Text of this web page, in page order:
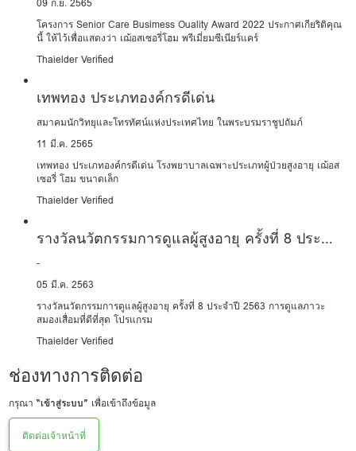
โครงการ Senior Care Busimess Ouality Award 2022 ประกาศเกียริติคุณ
นี้ ให้ไว้เพื่อแสดงว่า เฌ้อสเซอรี่โฮม พรีเมี่ยมซีเนียร์แคร์
Thaielder Verified
เทพทอง ประเภทองค์กรดีเด่น
สมาคมนักวิทยุและโทรทัศน์แห่งประเทศไทย ในพระบรมราชูปถัมภ์
11 มี.ค. 2565
เทพทอง ประเภทองค์กรดีเด่น โรงพยาบาลเฉพาะประเภทผู้ป่วยสูงอายุ เฌ้อส
เซอรี่ โฮม ขนาดเล็ก
Thaielder Verified
รางวัลนวัตกรรมการดูแลผู้สูงอายุ ครั้งที่ 8 ประจำปี
2563
-
05 มี.ค. 2563
รางวัลนวัตกรรมการดูแลผู้สูงอายุ ครั้งที่ 8 ประจำปี 2563 การดูแลภาวะ
สมองเสื่อมที่ดีที่สุด โปรแกรม
Thaielder Verified
ช่องทางการติดต่อ
กรุณา“เข้าสู่ระบบ” เพื่อเข้าถึงข้อมูล
ติดต่อเจ้าหน้าที่